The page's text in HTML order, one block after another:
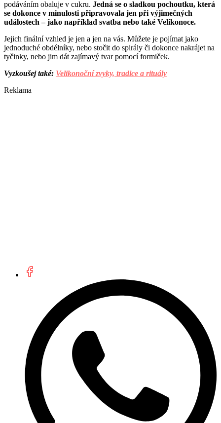
podáváním obaluje v cukru. Jedná se o sladkou pochoutku, která
se dokonce v minulosti připravovala jen při výjimečných
událostech – jako například svatba nebo také Velikonoce.
Jejich finální vzhled je jen a jen na vás. Můžete je pojímat jako
jednoduché obdélníky, nebo stočit do spirály či dokonce nakrájet na
tyčinky, nebo jim dát zajímavý tvar pomocí formiček.
Vyzkoušej také: Velikonoční zvyky, tradice a rituály
Reklama